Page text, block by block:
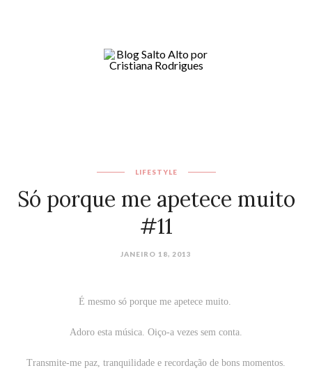
LIFESTYLE
Só porque me apetece muito
#11
JANEIRO 18, 2013
É mesmo só porque me apetece muito.
Adoro esta música. Oiço-a vezes sem conta.
Transmite-me paz, tranquilidade e recordação de bons momentos.